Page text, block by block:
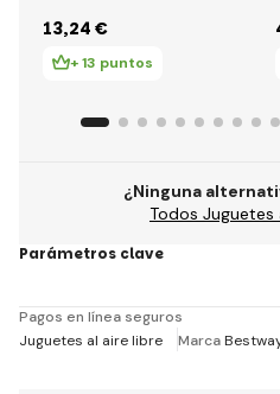
13,24 €
+ 13 puntos
¿Ninguna
Todos Juguetes
Parámetros clave
Pagos en línea seguros
Juguetes al aire libre
Marca